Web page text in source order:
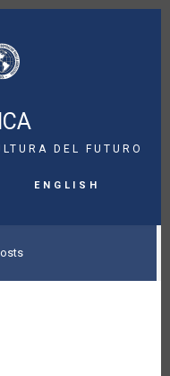
DEL FUTURO
English